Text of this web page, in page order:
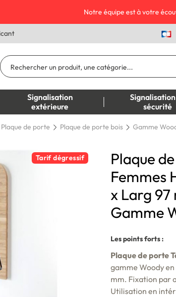
Notre équipe est à votre
Signalisation
extérieure
sécurité
Plaque de porte Plaque de porte bois Gamme
Tarif dégressif
Plaque
Femmes
x Larg
Gamme
Les points forts :
Plaque de porte
gamme Woody
mm. Fixation par
Utilisation en